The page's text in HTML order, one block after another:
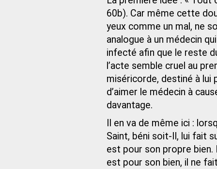
60b). Car même cette
yeux comme un mal, ne
analogue à un médecin
infecté afin que le reste
l’acte semble cruel au
miséricorde, destiné à
d’aimer le médecin à
davantage.
Il en va de même ici :
Saint, béni soit-Il, lui fait
est pour son propre bien.
est pour son bien, il ne